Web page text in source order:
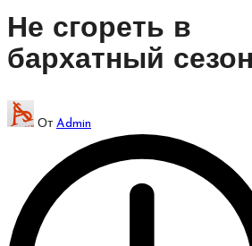
Не сгореть в
бархатный сезон
Запись
от
От Admin